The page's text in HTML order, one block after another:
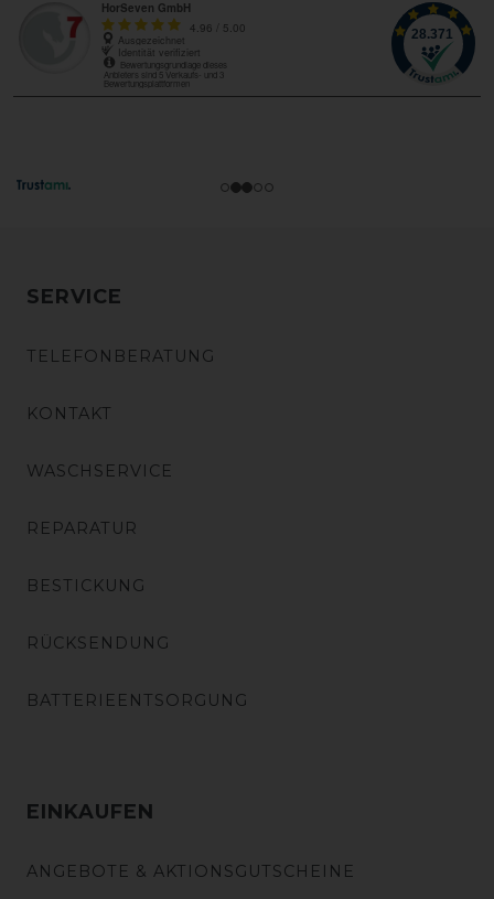
SERVICE
TELEFONBERATUNG
KONTAKT
WASCHSERVICE
REPARATUR
BESTICKUNG
RÜCKSENDUNG
BATTERIEENTSORGUNG
EINKAUFEN
ANGEBOTE & AKTIONSGUTSCHEINE